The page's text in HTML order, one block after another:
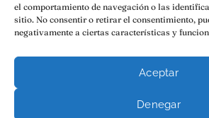
el comportamiento de navegación o las
sitio. No consentir o retirar el consentimiento,
negativamente a ciertas características y
Aceptar
Denegar
Contacto y consultas
Aviso LegalPrivacidad